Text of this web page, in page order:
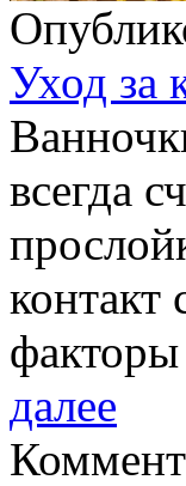
Уход за
всегда
контакт
далее